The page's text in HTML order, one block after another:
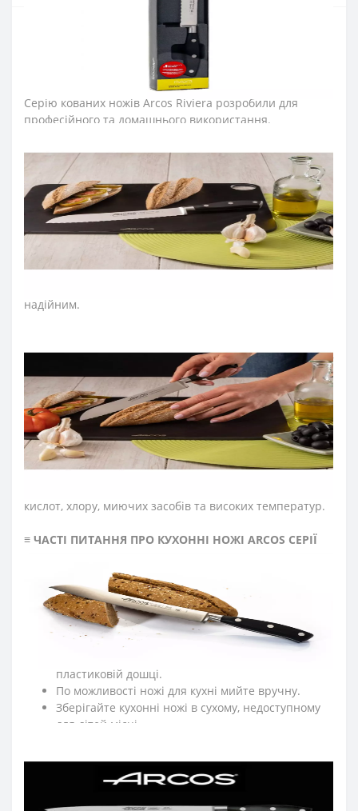
«Рів’єра»
чітко нарізає, не шматує м’якоть
та не залишає крихт, тому легко впорається з хрумкою
Серію кованих ножів Arcos Riviera розробили для
професійного та домашнього використання.
Лезо ножа для хліба зубчастого виготовили з
ексклюзивної нержавіючої сталі NITRUM, що має
надвисоку ріжучу здатність, підвищену твердість та
корозостійкість. У результаті лезо ножа arcos довго не
затуплюється, не ржавіє, тому виріб має довгий термін
служби, забезпечуючи економічну ефективність
Захистом для пальців під час нарізання
служить особлива конструкція п’ятки, що розміщена на
надійним.
дизайном виготовили з поліоксиметиленових накладок,
які не створюють щілин та запобігають проникненню
мікроскопічних елементів їжі. Закріплюють
конструкцію рукоятки ножа arcos міцні металеві
заклепки, що сприяють довготривалій роботі з ножем
на кухні. Больстер розташовується на передній частині
рукоятки ножа та зменшує навантаження на руку
повара під час нарізання. Рукоятка ножа для нарізання
кислот, хлору, миючих засобів та високих температур.
≡ ЧАСТІ ПИТАННЯ ПРО КУХОННІ НОЖІ ARCOS СЕРІЇ
Як доглядати за кухонними ножами Аркос?
Мийте кухонні ножі відразу після використання.
Після експлуатації протирайте насухо кухонні
ножі м'якою тканиною.
пластиковій дошці.
По можливості ножі для кухні мийте вручну.
Зберігайте кухонні ножі в сухому, недоступному
для дітей місці.
Які ножі входять до серії Аркос Riviera
До колекції увійшли такі професійні ножі: для обробки
м’яса, ніж обвалювальний, ніж філейний, а також шеф-